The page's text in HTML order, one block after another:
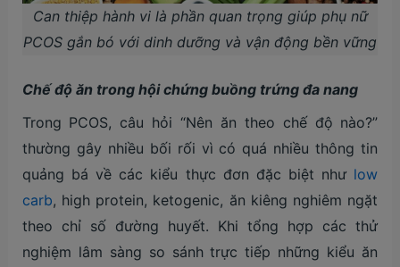
Can thiệp hành vi là phần quan trọng giúp phụ nữ
PCOS gắn bó với dinh dưỡng và vận động bền vững
Chế độ ăn trong hội chứng buồng trứng đa nang
Trong PCOS, câu hỏi “Nên ăn theo chế độ nào?”
thường gây nhiều bối rối vì có quá nhiều thông tin
quảng bá về các kiểu thực đơn đặc biệt như low
carb, high protein, ketogenic, ăn kiêng nghiêm ngặt
theo chỉ số đường huyết. Khi tổng hợp các thử
nghiệm lâm sàng so sánh trực tiếp những kiểu ăn